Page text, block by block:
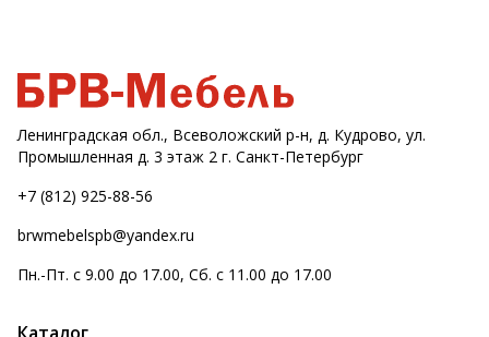
Ленинградская обл., Всеволожский р-н, д. Кудрово, ул.
Промышленная д. 3 этаж 2 г. Санкт-Петербург
+7 (812) 925-88-56
brwmebelspb@yandex.ru
Пн.-Пт. с 9.00 до 17.00, Сб. с 11.00 до 17.00